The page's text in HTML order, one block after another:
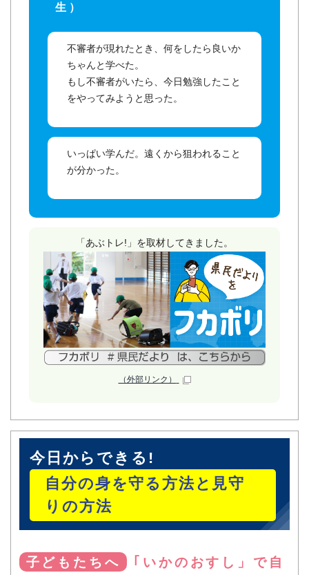
生）
不審者が現れたとき、何をしたら良いか
ちゃんと学べた。
もし不審者がいたら、今日勉強したこと
をやってみようと思った。
いっぱい学んだ。遠くから狙われること
が分かった。
「あぶトレ!」を取材してきました。
（外部リンク）
今日からできる!
自分の身を守る方法と見守
りの方法
子どもたちへ ｢いかのおすし」で自